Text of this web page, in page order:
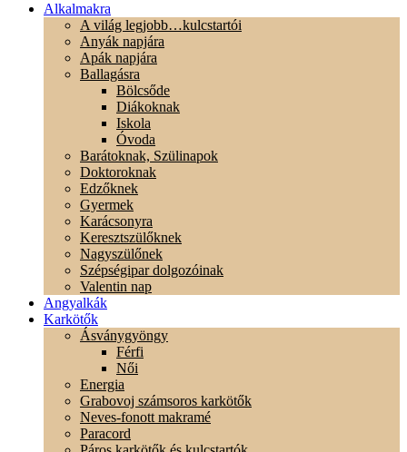
Alkalmakra
A világ legjobb…kulcstartói
Anyák napjára
Apák napjára
Ballagásra
Bölcsőde
Diákoknak
Iskola
Óvoda
Barátoknak, Szülinapok
Doktoroknak
Edzőknek
Gyermek
Karácsonyra
Keresztszülőknek
Nagyszülőnek
Szépségipar dolgozóinak
Valentin nap
Angyalkák
Karkötők
Ásványgyöngy
Férfi
Női
Energia
Grabovoj számsoros karkötők
Neves-fonott makramé
Paracord